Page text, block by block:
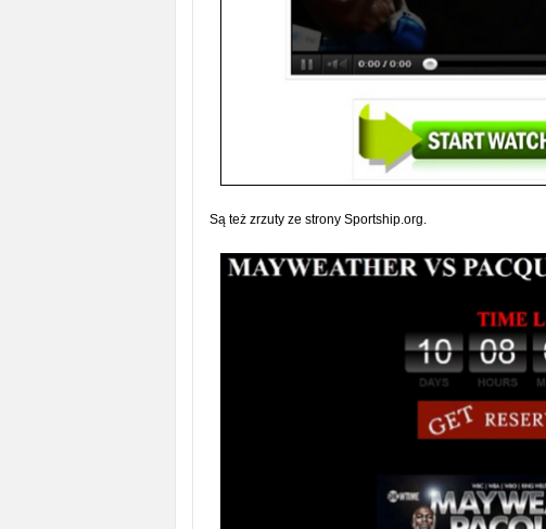
Są też zrzuty ze strony Sportship.org.